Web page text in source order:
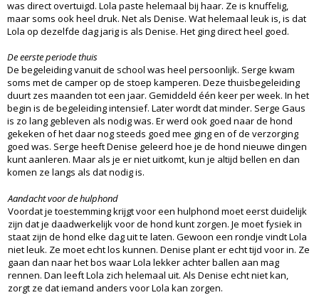
was direct overtuigd. Lola paste helemaal bij haar. Ze is knuffelig,
maar soms ook heel druk. Net als Denise. Wat helemaal leuk is, is dat
Lola op dezelfde dag jarig is als Denise. Het ging direct heel goed.
De eerste periode thuis
De begeleiding vanuit de school was heel persoonlijk. Serge kwam
soms met de camper op de stoep kamperen. Deze thuisbegeleiding
duurt zes maanden tot een jaar. Gemiddeld één keer per week. In het
begin is de begeleiding intensief. Later wordt dat minder. Serge Gaus
is zo lang gebleven als nodig was. Er werd ook goed naar de hond
gekeken of het daar nog steeds goed mee ging en of de verzorging
goed was. Serge heeft Denise geleerd hoe je de hond nieuwe dingen
kunt aanleren. Maar als je er niet uitkomt, kun je altijd bellen en dan
komen ze langs als dat nodig is.
Aandacht voor de hulphond
Voordat je toestemming krijgt voor een hulphond moet eerst duidelijk
zijn dat je daadwerkelijk voor de hond kunt zorgen. Je moet fysiek in
staat zijn de hond elke dag uit te laten. Gewoon een rondje vindt Lola
niet leuk. Ze moet echt los kunnen. Denise plant er echt tijd voor in. Ze
gaan dan naar het bos waar Lola lekker achter ballen aan mag
rennen. Dan leeft Lola zich helemaal uit. Als Denise echt niet kan,
zorgt ze dat iemand anders voor Lola kan zorgen.